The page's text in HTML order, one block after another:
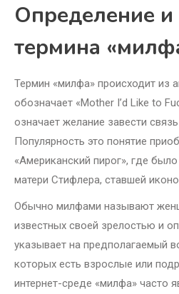
Определение и
термина
Термин «милфа» происходит из
обозначает «Mother I’d Like to
означает желание завести
Популярность это понятие
«Американский пирог», где
матери Стифлера, ставшей
Обычно милфами называют
известных своей зрелостью и
указывает на предполагаемый
которых есть взрослые или
интернет-среде «милфа» часто